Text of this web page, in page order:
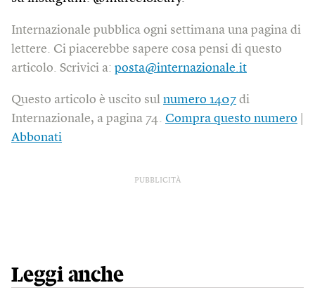
Internazionale pubblica ogni settimana una pagina di
lettere. Ci piacerebbe sapere cosa pensi di questo
articolo. Scrivici a: posta@internazionale.it
Questo articolo è uscito sul numero 1407 di
Internazionale, a pagina 74. Compra questo numero
Abbonati
PUBBLICITÀ
Leggi anche